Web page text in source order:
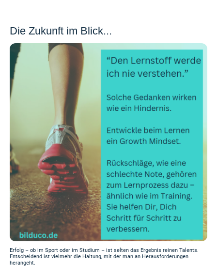
Die Zukunft im Blick...
Erfolg – ob im Sport oder im Studium – ist selten das Ergebnis reinen Talents.
Entscheidend ist vielmehr die Haltung, mit der man an Herausforderungen
herangeht.